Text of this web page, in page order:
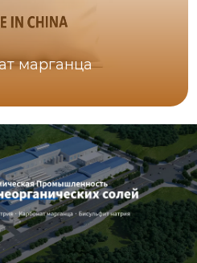
марганца